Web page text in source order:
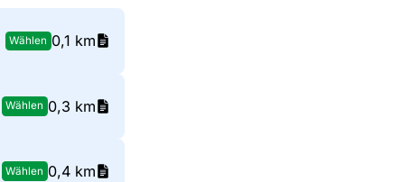
Wählen 0,1 km
Wählen 0,3 km
Wählen 0,4 km